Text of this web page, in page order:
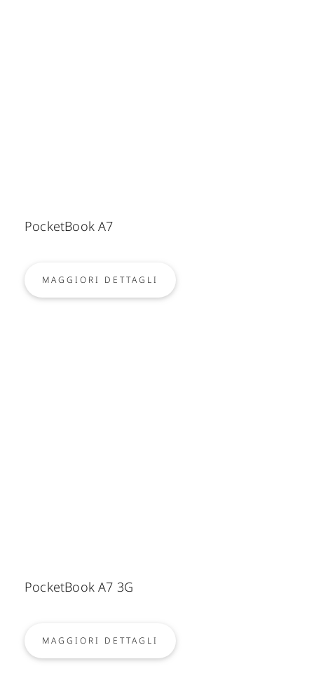
PocketBook A7
MAGGIORI DETTAGLI
PocketBook A7 3G
MAGGIORI DETTAGLI